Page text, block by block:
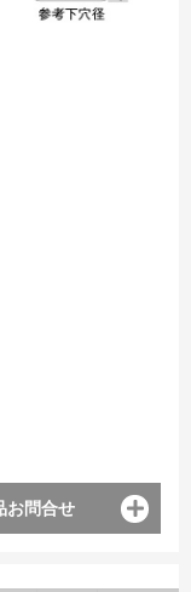
お問合せ